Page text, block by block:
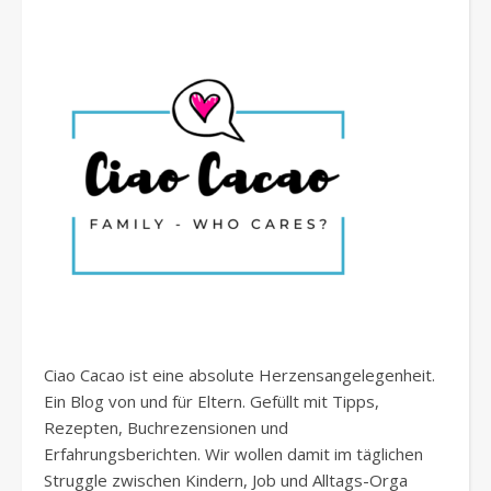
Ciao Cacao ist eine absolute Herzensangelegenheit.
Ein Blog von und für Eltern. Gefüllt mit Tipps,
Rezepten, Buchrezensionen und
Erfahrungsberichten. Wir wollen damit im täglichen
Struggle zwischen Kindern, Job und Alltags-Orga